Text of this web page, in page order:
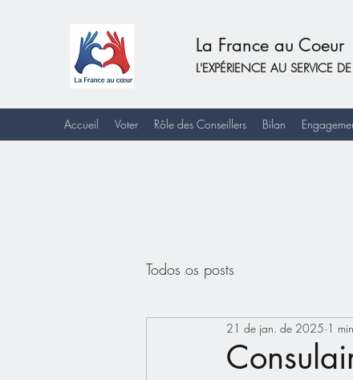
La France au Coeur
L'EXPÉRIENCE AU SERVICE
Accueil Voter Rôle des Conseillers Bilan
Todos os posts
21 de jan. de 2025 1